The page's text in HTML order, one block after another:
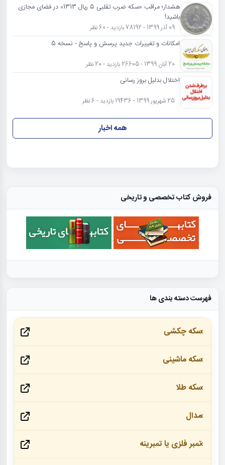
هشدار؛ مراقب «سکه ضرب تقلبی 5 ریال 1313» در فضای مجازی
باشید!
09 آذر 1399 - 78192 بازدید - 60 نظر
امکانات و تغییرات جدید پرسش و پاسخ - نسخه 5
20 آبان 1399 - 26605 بازدید - 20 نظر
اختلال بدلیل بروز رسانی
25 شهریور 1399 - 19436 بازدید - 6 نظر
همه اخبار
فروش کتاب تخصصی و تاریخی
فهرست دسته بندی ها
سکه چکشی
سکه ماشینی
سکه طلا
مدال
تمبر فلزی یا تمبرینه